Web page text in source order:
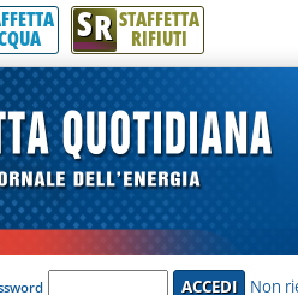
SR STAFFETTA
RIFIUTI
Non